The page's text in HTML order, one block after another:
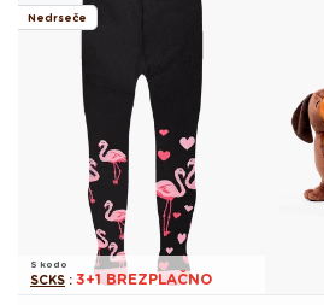
Nedrseče
S kodo
SCKS : 3+1 BREZPLAČNO